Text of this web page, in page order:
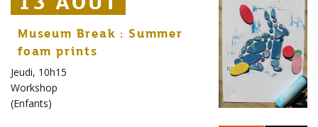
Museum Break : Summer
foam prints
Jeudi, 10h15
Workshop
(Enfants)